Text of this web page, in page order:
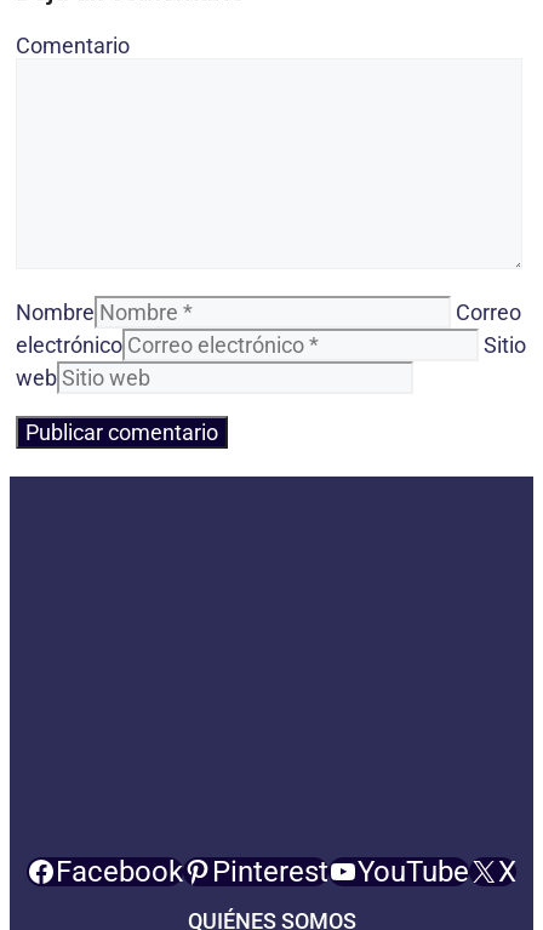
Comentario
Nombre
Correo
electrónico
Sitio
web
Facebook Pinterest YouTube X
QUIÉNES SOMOS